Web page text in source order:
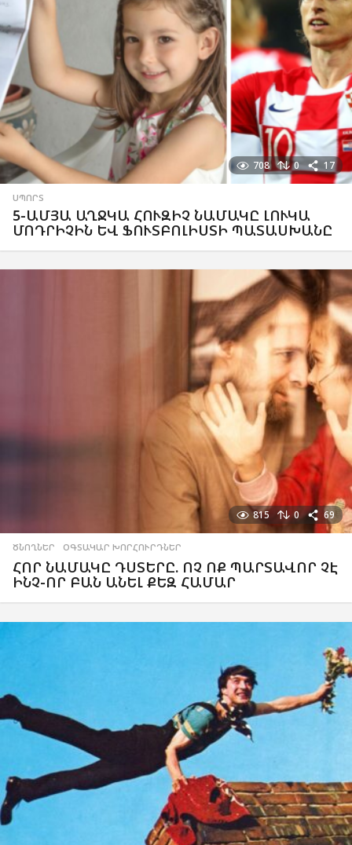
708 0 17
ՍՊՈՐՏ
5-ԱՄՅԱ ԱՂՋԿԱ ՀՈՒԶԻՉ ՆԱՄԱԿԸ ԼՈՒԿԱ
ՄՈԴՐԻՉԻՆ ԵՎ ՖՈՒՏԲՈԼԻՍՏԻ ՊԱՏԱՍԽԱՆԸ
815 0 69
ԾՆՈՂՆԵՐ ,ՕԳՏԱԿԱՐ ԽՈՐՀՈՒՐԴՆԵՐ
ՀՈՐ ՆԱՄԱԿԸ ԴՍՏԵՐԸ. ՈՉ ՈՔ ՊԱՐՏԱՎՈՐ ՉԷ
ԻՆՉ-ՈՐ ԲԱՆ ԱՆԵԼ ՔԵԶ ՀԱՄԱՐ